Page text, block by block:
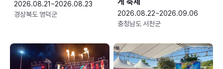
2026.08.21~2026.08.23
경상북도 영덕군
2026.08.22~2026.09.06
충청남도 서천군